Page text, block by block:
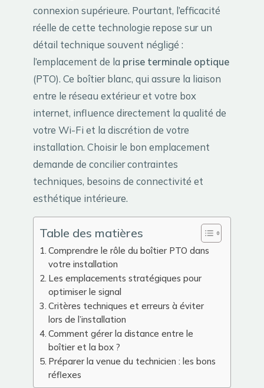
connexion supérieure. Pourtant, l’efficacité
réelle de cette technologie repose sur un
détail technique souvent négligé :
l’emplacement de la prise terminale optique
(PTO). Ce boîtier blanc, qui assure la liaison
entre le réseau extérieur et votre box
internet, influence directement la qualité de
votre Wi-Fi et la discrétion de votre
installation. Choisir le bon emplacement
demande de concilier contraintes
techniques, besoins de connectivité et
esthétique intérieure.
Table des matières
Comprendre le rôle du boîtier PTO dans
votre installation
Les emplacements stratégiques pour
optimiser le signal
Critères techniques et erreurs à éviter
lors de l’installation
Comment gérer la distance entre le
boîtier et la box ?
Préparer la venue du technicien : les bons
réflexes